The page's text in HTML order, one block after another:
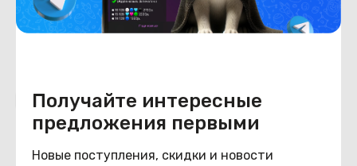
Получайте интересные
предложения первыми
Новые поступления, скидки и новости
Похожие товары